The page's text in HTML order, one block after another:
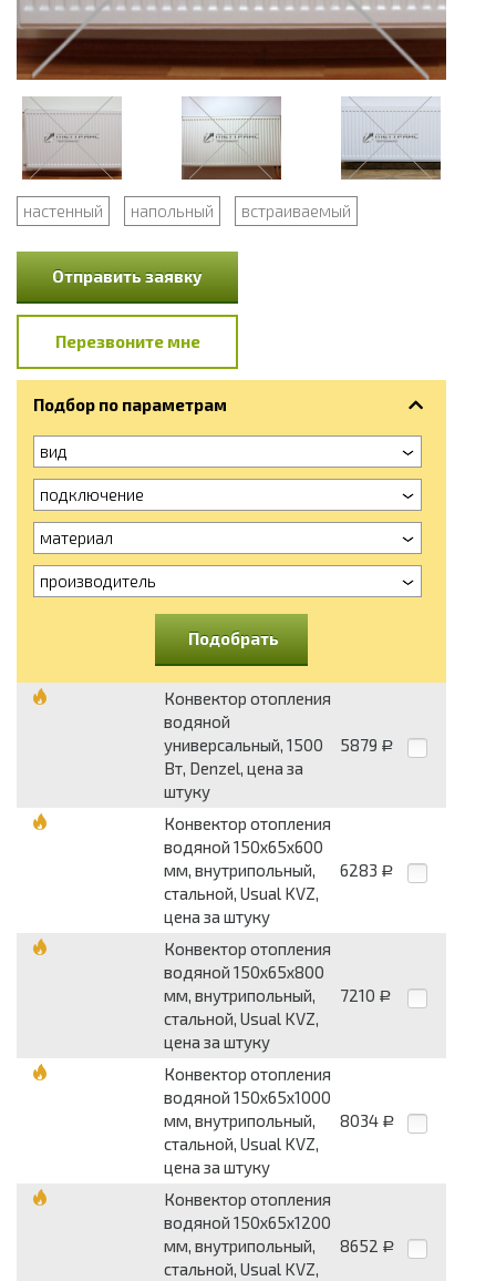
настенный напольный встраиваемый
Отправить заявку
Перезвоните мне
Подбор по параметрам
вид
подключение
материал
производитель
Подобрать
Конвектор отопления
водяной
универсальный, 1500
Вт, Denzel, цена за
штуку
5879 Р
Конвектор отопления
водяной 150х65х600
мм, внутрипольный,
стальной, Usual KVZ,
цена за штуку
6283 Р
Конвектор отопления
водяной 150х65х800
мм, внутрипольный,
стальной, Usual KVZ,
цена за штуку
7210 Р
Конвектор отопления
водяной 150х65х1000
мм, внутрипольный,
стальной, Usual KVZ,
цена за штуку
8034 Р
Конвектор отопления
водяной 150х65х1200
мм, внутрипольный,
стальной, Usual KVZ,
8652 Р